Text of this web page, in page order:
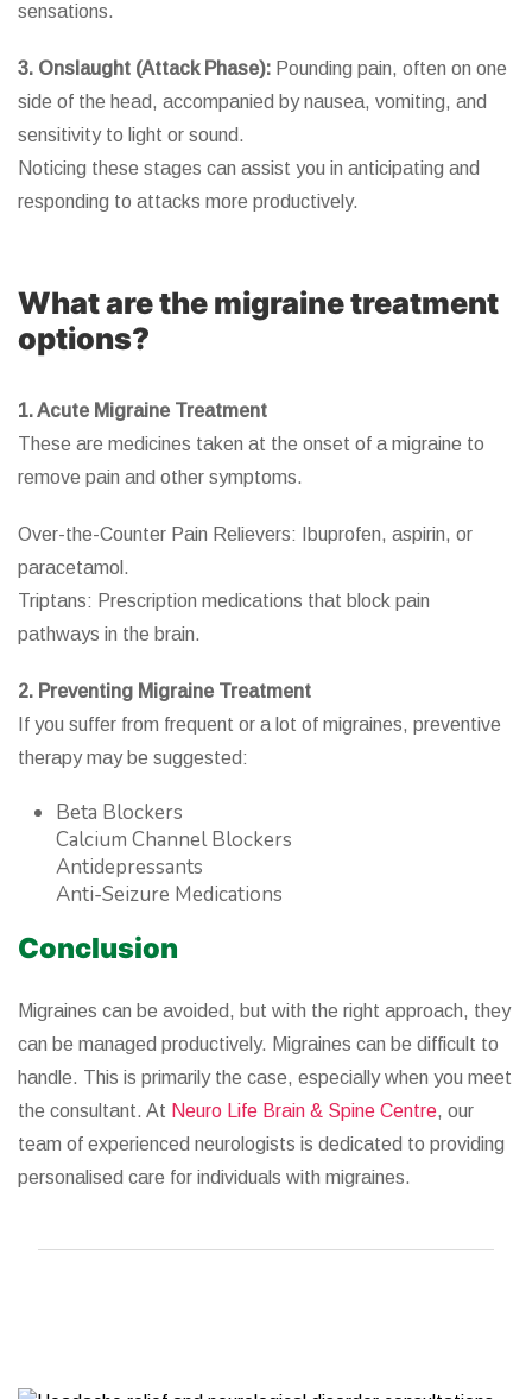
sensations.
3. Onslaught (Attack Phase): Pounding pain, often on one
side of the head, accompanied by nausea, vomiting, and
sensitivity to light or sound.
Noticing these stages can assist you in anticipating and
responding to attacks more productively.
What are the migraine treatment
options?
1. Acute Migraine Treatment
These are medicines taken at the onset of a migraine to
remove pain and other symptoms.
Over-the-Counter Pain Relievers: Ibuprofen, aspirin, or
paracetamol.
Triptans: Prescription medications that block pain
pathways in the brain.
2. Preventing Migraine Treatment
If you suffer from frequent or a lot of migraines, preventive
therapy may be suggested:
Beta Blockers
Calcium Channel Blockers
Antidepressants
Anti-Seizure Medications
Conclusion
Migraines can be avoided, but with the right approach, they
can be managed productively. Migraines can be difficult to
handle. This is primarily the case, especially when you meet
the consultant. At Neuro Life Brain & Spine Centre, our
team of experienced neurologists is dedicated to providing
personalised care for individuals with migraines.